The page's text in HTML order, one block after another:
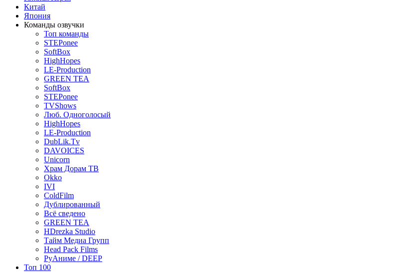
Китай
Япония
Команды озвучки
Топ команды
STEPonee
SoftBox
HighHopes
LE-Production
GREEN TEA
SoftBox
STEPonee
TVShows
Люб. Одноголосый
HighHopes
LE-Production
DubLik.Tv
DAVOICES
Unicorn
Храм Дорам ТВ
Okko
IVI
ColdFilm
Дублированный
Всё сведено
GREEN TEA
HDrezka Studio
Тайм Медиа Групп
Head Pack Films
РуАниме / DEEP
Топ 100